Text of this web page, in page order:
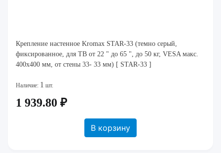
Крепление настенное Kromax STAR-33 (темно серый,
фиксированное, для ТВ от 22 " до 65 ", до 50 кг, VESA макс.
400x400 мм, от стены 33- 33 мм) [ STAR-33 ]
Наличие: 1 шт.
1 939.80 ₽
В корзину